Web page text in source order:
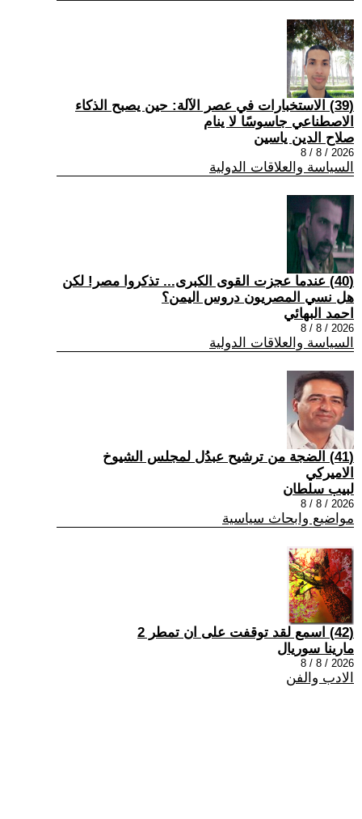
(39) الاستخبارات في عصر الآلة: حين يصبح الذكاء
الاصطناعي جاسوسًا لا ينام
صلاح الدين ياسين
2026 / 8 / 8
السياسة والعلاقات الدولية
(40) عندما عجزت القوى الكبرى... تذكروا مصر! لكن
هل نسي المصريون دروس اليمن؟
احمد البهائي
2026 / 8 / 8
السياسة والعلاقات الدولية
(41) الضجة من ترشيح عبدُل لمجلس الشيوخ
الاميركي
لبيب سلطان
2026 / 8 / 8
مواضيع وابحاث سياسية
(42) اسمع لقد توقفت على ان تمطر 2
مارينا سوريال
2026 / 8 / 8
الادب والفن